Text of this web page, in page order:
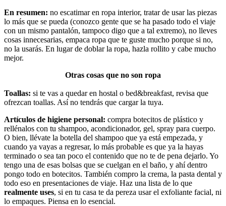
En resumen: no escatimar en ropa interior, tratar de usar las piezas
lo más que se pueda (conozco gente que se ha pasado todo el viaje
con un mismo pantalón, tampoco digo que a tal extremo), no lleves
cosas innecesarias, empaca ropa que te guste mucho porque si no,
no la usarás. En lugar de doblar la ropa, hazla rollito y cabe mucho
mejor.
Otras cosas que no son ropa
Toallas: si te vas a quedar en hostal o bed&breakfast, revisa que
ofrezcan toallas. Así no tendrás que cargar la tuya.
Artículos de higiene personal: compra botecitos de plástico y
rellénalos con tu shampoo, acondicionador, gel, spray para cuerpo.
O bien, llévate la botella del shampoo que ya está empezada, y
cuando ya vayas a regresar, lo más probable es que ya la hayas
terminado o sea tan poco el contenido que no te de pena dejarlo. Yo
tengo una de esas bolsas que se cuelgan en el baño, y ahí dentro
pongo todo en botecitos. También compro la crema, la pasta dental y
todo eso en presentaciones de viaje. Haz una lista de lo que
realmente uses, si en tu casa te da pereza usar el exfoliante facial, ni
lo empaques. Piensa en lo esencial.